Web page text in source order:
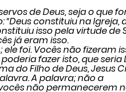
de Deus, seja o que
constituiu na Igreja,
isso pela virtude de
já eram isso.
ele foi. Vocês não fizeram
fazer isto, que seria
do Filho de Deus, Jesus
A palavra; não a
não permanecerem